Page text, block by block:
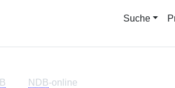
Suche
NDB-online